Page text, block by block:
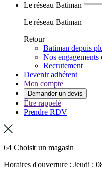
Le réseau Batiman
Le réseau Batiman
Retour
Batiman depuis
Nos engagements
Recrutement
Devenir adhérent
Mon compte
Demander un devis
Être rappelé
Prendre RDV
64 Choisir un magasin
Horaires d'ouverture : Jeudi :